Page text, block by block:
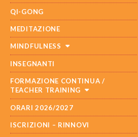
QI-GONG
MEDITAZIONE
MINDFULNESS
INSEGNANTI
FORMAZIONE CONTINUA /
TEACHER TRAINING
ORARI 2026/2027
ISCRIZIONI – RINNOVI